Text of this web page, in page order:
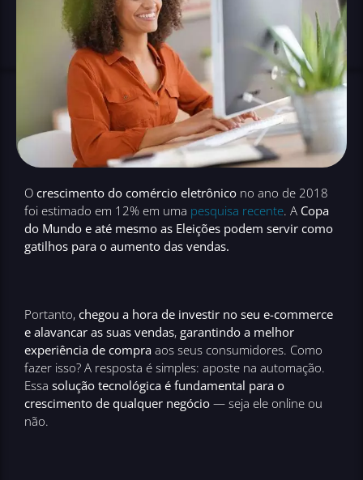
O crescimento do comércio eletrônico no ano de 2018
foi estimado em 12% em uma pesquisa recente. A Copa
do Mundo e até mesmo as Eleições podem servir como
gatilhos para o aumento das vendas.
Portanto, chegou a hora de investir no seu e-commerce
e alavancar as suas vendas, garantindo a melhor
experiência de compra aos seus consumidores. Como
fazer isso? A resposta é simples: aposte na automação.
Essa solução tecnológica é fundamental para o
crescimento de qualquer negócio — seja ele online ou
não.